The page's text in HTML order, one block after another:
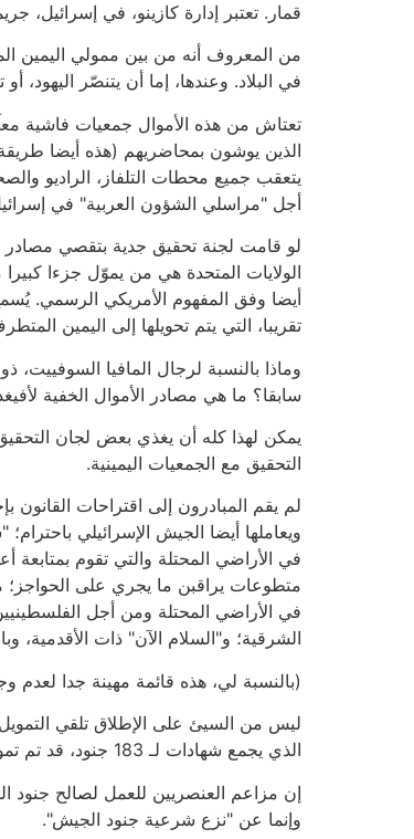
قمار. تعتبر إدارة كازينو، في إسرائيل،
من المعروف أنه من بين ممولي اليمين
في البلاد. وعندها، إما أن يتنصّر اليهود،
تعتاش من هذه الأموال جمعيات فاشية
الذين يوشون بمحاضريهم (هذه أيضا
يتعقب جميع محطات التلفاز، الراديو
أجل "مراسلي الشؤون العربية" في
لو قامت لجنة تحقيق جدية بتقصي مصادر
الولايات المتحدة هي من يموّل جزءا
أيضا وفق المفهوم الأمريكي الرسمي.
تقريبا، التي يتم تحويلها إلى اليمين
وماذا بالنسبة لرجال المافيا
سابقا؟ ما هي مصادر الأموال الخفية
يمكن لهذا كله أن يغذي بعض لجان
التحقيق مع الجمعيات اليمينية.
لم يقم المبادرون إلى اقتراحات القانون
ويعاملها أيضا الجيش الإسرائيلي
في الأراضي المحتلة والتي تقوم
متطوعات يراقبن ما يجري على الحواجز؛
في الأراضي المحتلة ومن أجل
الشرقية؛ و"السلام الآن" ذات الأقدمية،
(بالنسبة لي، هذه قائمة مهينة جدا لعدم
ليس من السيئ على الإطلاق تلقي
الذي يجمع شهادات لـ 183 جنود، قد تم تمويله من قبل الاتحاد الأوروبي. تمت الإشارة إلى ذلك باعتزاز على غلاف الكتاب.
إن مزاعم العنصريين للعمل لصالح جنود
وإنما عن "نزع شرعية جنود الجيش".